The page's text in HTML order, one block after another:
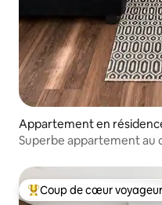
Appartement en
couver
Superbe appartement au
Coups de cœur voyageurs
Coup de cœur